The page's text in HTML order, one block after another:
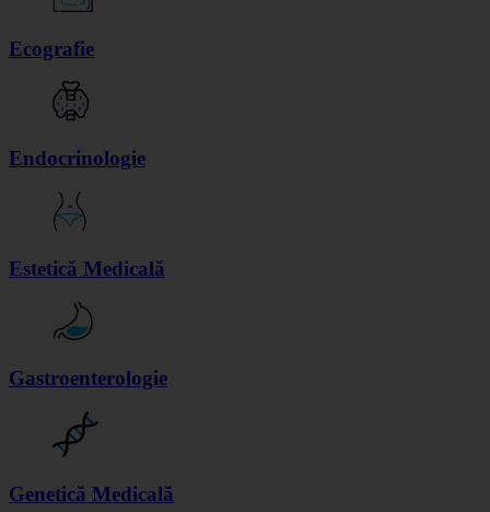
Ecografie
Endocrinologie
Estetică Medicală
Gastroenterologie
Genetică Medicală